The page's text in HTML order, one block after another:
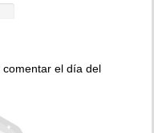
el día del